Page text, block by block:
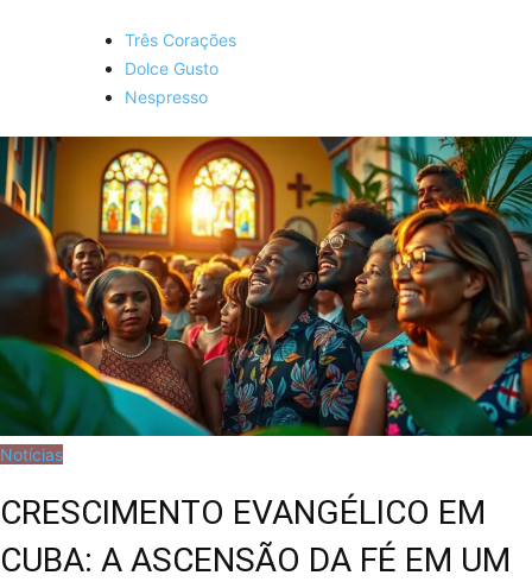
Três Corações
Dolce Gusto
Nespresso
Notícias
CRESCIMENTO EVANGÉLICO EM
CUBA: A ASCENSÃO DA FÉ EM UM